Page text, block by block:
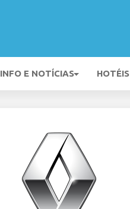
INFO E NOTÍCIAS HOTÉIS